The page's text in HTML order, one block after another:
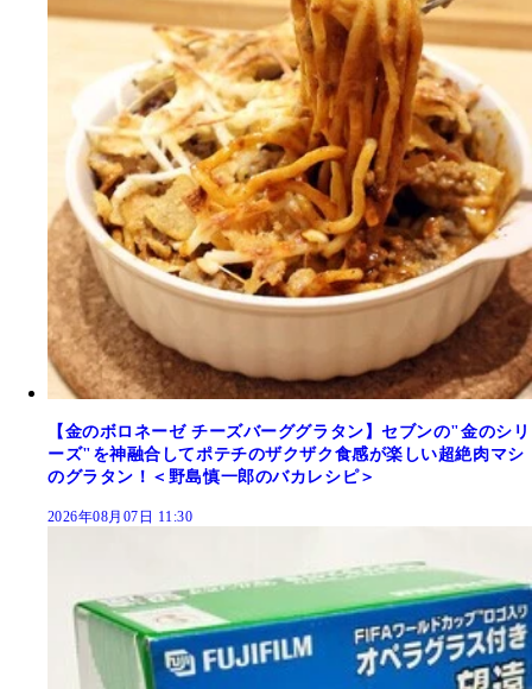
【金のボロネーゼ チーズバーググラタン】セブンの"金のシリ
ーズ"を神融合してポテチのザクザク食感が楽しい超絶肉マシ
のグラタン！＜野島慎一郎のバカレシピ＞
2026年08月07日 11:30